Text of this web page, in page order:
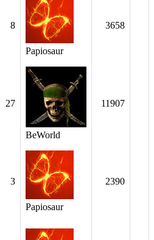
8
Papiosaur
3658
27
BeWorld
11907
3
Papiosaur
2390